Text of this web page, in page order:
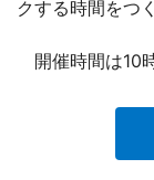
クする時間をつ
開催時間は10